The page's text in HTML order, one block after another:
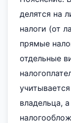
делятся на
налоги (от
прямые
отдельные
владельца,